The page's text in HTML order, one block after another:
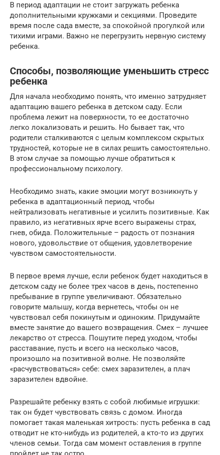
В период адаптации не стоит загружать ребенка
дополнительными кружками и секциями. Проведите
время после сада вместе, за спокойной прогулкой или
тихими играми. Важно не перегрузить нервную систему
ребенка.
Способы, позволяющие уменьшить стресс
ребенка
Для начала необходимо понять, что именно затрудняет
адаптацию вашего ребенка в детском саду. Если
проблема лежит на поверхности, то ее достаточно
легко локализовать и решить. Но бывает так, что
родители сталкиваются с целым комплексом скрытых
трудностей, которые не в силах решить самостоятельно.
В этом случае за помощью лучше обратиться к
профессиональному психологу.
Необходимо знать, какие эмоции могут возникнуть у
ребенка в адаптационный период, чтобы
нейтрализовать негативные и усилить позитивные. Как
правило, из негативных ярче всего выражены страх,
гнев, обида. Положительные – радость от познания
нового, удовольствие от общения, удовлетворение
чувством самостоятельности.
В первое время лучше, если ребенок будет находиться в
детском саду не более трех часов в день, постепенно
пребывание в группе увеличивают. Обязательно
говорите малышу, когда вернетесь, чтобы он не
чувствовал себя покинутым и одиноким. Придумайте
вместе занятие до вашего возвращения. Смех – лучшее
лекарство от стресса. Пошутите перед уходом, чтобы
расставание, пусть и всего на несколько часов,
произошло на позитивной волне. Не позволяйте
«расчувствоваться» себе: смех заразителен, а плач
заразителен вдвойне.
Разрешайте ребенку взять с собой любимые игрушки:
так он будет чувствовать связь с домом. Иногда
помогает такая маленькая хитрость: пусть ребенка в сад
отводит не кто-нибудь из родителей, а кто-то из других
членов семьи. Тогда сам момент оставления в группе